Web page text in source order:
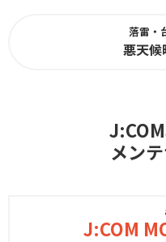
落雷・
悪天候
メン
J:COM